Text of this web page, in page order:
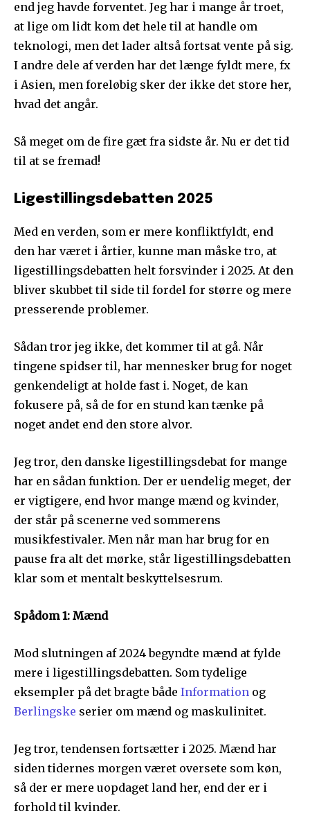
end jeg havde forventet. Jeg har i mange år troet,
at lige om lidt kom det hele til at handle om
teknologi, men det lader altså fortsat vente på sig.
I andre dele af verden har det længe fyldt mere, fx
i Asien, men foreløbig sker der ikke det store her,
hvad det angår.
Så meget om de fire gæt fra sidste år. Nu er det tid
til at se fremad!
Ligestillingsdebatten 2025
Med en verden, som er mere konfliktfyldt, end
den har været i årtier, kunne man måske tro, at
ligestillingsdebatten helt forsvinder i 2025. At den
bliver skubbet til side til fordel for større og mere
presserende problemer.
Sådan tror jeg ikke, det kommer til at gå. Når
tingene spidser til, har mennesker brug for noget
genkendeligt at holde fast i. Noget, de kan
fokusere på, så de for en stund kan tænke på
noget andet end den store alvor.
Jeg tror, den danske ligestillingsdebat for mange
har en sådan funktion. Der er uendelig meget, der
er vigtigere, end hvor mange mænd og kvinder,
der står på scenerne ved sommerens
musikfestivaler. Men når man har brug for en
pause fra alt det mørke, står ligestillingsdebatten
klar som et mentalt beskyttelsesrum.
Spådom 1: Mænd
Mod slutningen af 2024 begyndte mænd at fylde
mere i ligestillingsdebatten. Som tydelige
eksempler på det bragte både Information og
Berlingske serier om mænd og maskulinitet.
Jeg tror, tendensen fortsætter i 2025. Mænd har
siden tidernes morgen været oversete som køn,
så der er mere uopdaget land her, end der er i
forhold til kvinder.